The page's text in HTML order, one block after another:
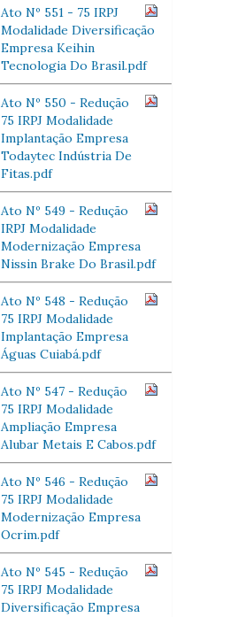
Ato Nº 551 - 75 IRPJ
Modalidade Diversificação
Empresa Keihin
Tecnologia Do Brasil.pdf
Ato Nº 550 - Redução
75 IRPJ Modalidade
Implantação Empresa
Todaytec Indústria De
Fitas.pdf
Ato Nº 549 - Redução
IRPJ Modalidade
Modernização Empresa
Nissin Brake Do Brasil.pdf
Ato Nº 548 - Redução
75 IRPJ Modalidade
Implantação Empresa
Águas Cuiabá.pdf
Ato Nº 547 - Redução
75 IRPJ Modalidade
Ampliação Empresa
Alubar Metais E Cabos.pdf
Ato Nº 546 - Redução
75 IRPJ Modalidade
Modernização Empresa
Ocrim.pdf
Ato Nº 545 - Redução
75 IRPJ Modalidade
Diversificação Empresa